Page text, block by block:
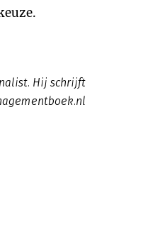
Hij schrijft